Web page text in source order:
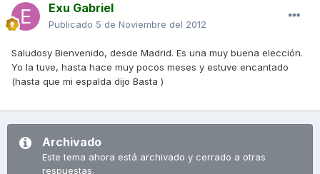
Exu Gabriel
Publicado 5 de Noviembre del 2012
Saludosy Bienvenido, desde Madrid. Es una muy buena elección.
Yo la tuve, hasta hace muy pocos meses y estuve encantado
(hasta que mi espalda dijo Basta )
Archivado
Este tema ahora está archivado y cerrado a otras
respuestas.